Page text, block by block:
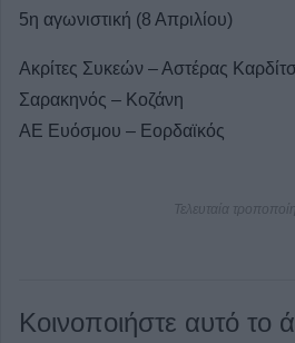
5η αγωνιστική (8 Απριλίου)
Ακρίτες Συκεών – Αστέρας
Σαρακηνός – Κοζάνη
ΑΕ Ευόσμου – Εορδαϊκός
Τελευταία
Κοινοποιήστε αυτό το